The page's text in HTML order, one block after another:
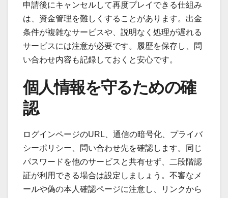
申請後にキャンセルして再度プレイできる仕組み
は、資金管理を難しくすることがあります。出金
条件が複雑なサービスや、説明なく処理が遅れる
サービスには注意が必要です。履歴を保存し、問
い合わせ内容も記録しておくと安心です。
個人情報を守るための確
認
ログインページのURL、通信の暗号化、プライバ
シーポリシー、問い合わせ先を確認します。同じ
パスワードを他のサービスと共有せず、二段階認
証が利用できる場合は設定しましょう。不審なメ
ールや偽の本人確認ページに注意し、リンクから